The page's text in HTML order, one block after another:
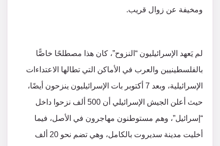
ومخيفة عن زوال قريب.
لم يَعهد الإسرائيليون “النزوح”، كان هذا مصطلحًا خاصًّا
بالفلسطينيين والعرب في الأماكن التي تطالها الاعتداءات
الإسرائيلية، وبعد 7 أكتوبر بات الإسرائيليون ينزحون أيضًا،
حيث أعلن الجيش الإسرائيلي أن 500 ألف نزحوا داخل
“إسرائيل”، وهم مستوطنون مهاجرون في الأصل، فيما
أخليت مدينة سديروت بالكامل، وهي تضم نحو 20 ألف